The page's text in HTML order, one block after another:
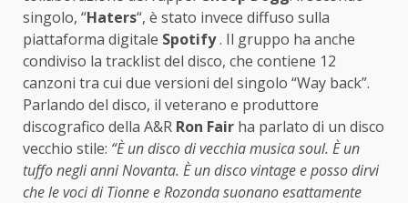
singolo, “Haters“, è stato invece diffuso sulla
piattaforma digitale Spotify. Il gruppo ha anche
condiviso la tracklist del disco, che contiene 12
canzoni tra cui due versioni del singolo “Way back”.
Parlando del disco, il veterano e produttore
discografico della A&R Ron Fair ha parlato di un disco
vecchio stile: “È un disco di vecchia musica soul. È un
tuffo negli anni Novanta. È un disco vintage e posso dirvi
che le voci di Tionne e Rozonda suonano esattamente